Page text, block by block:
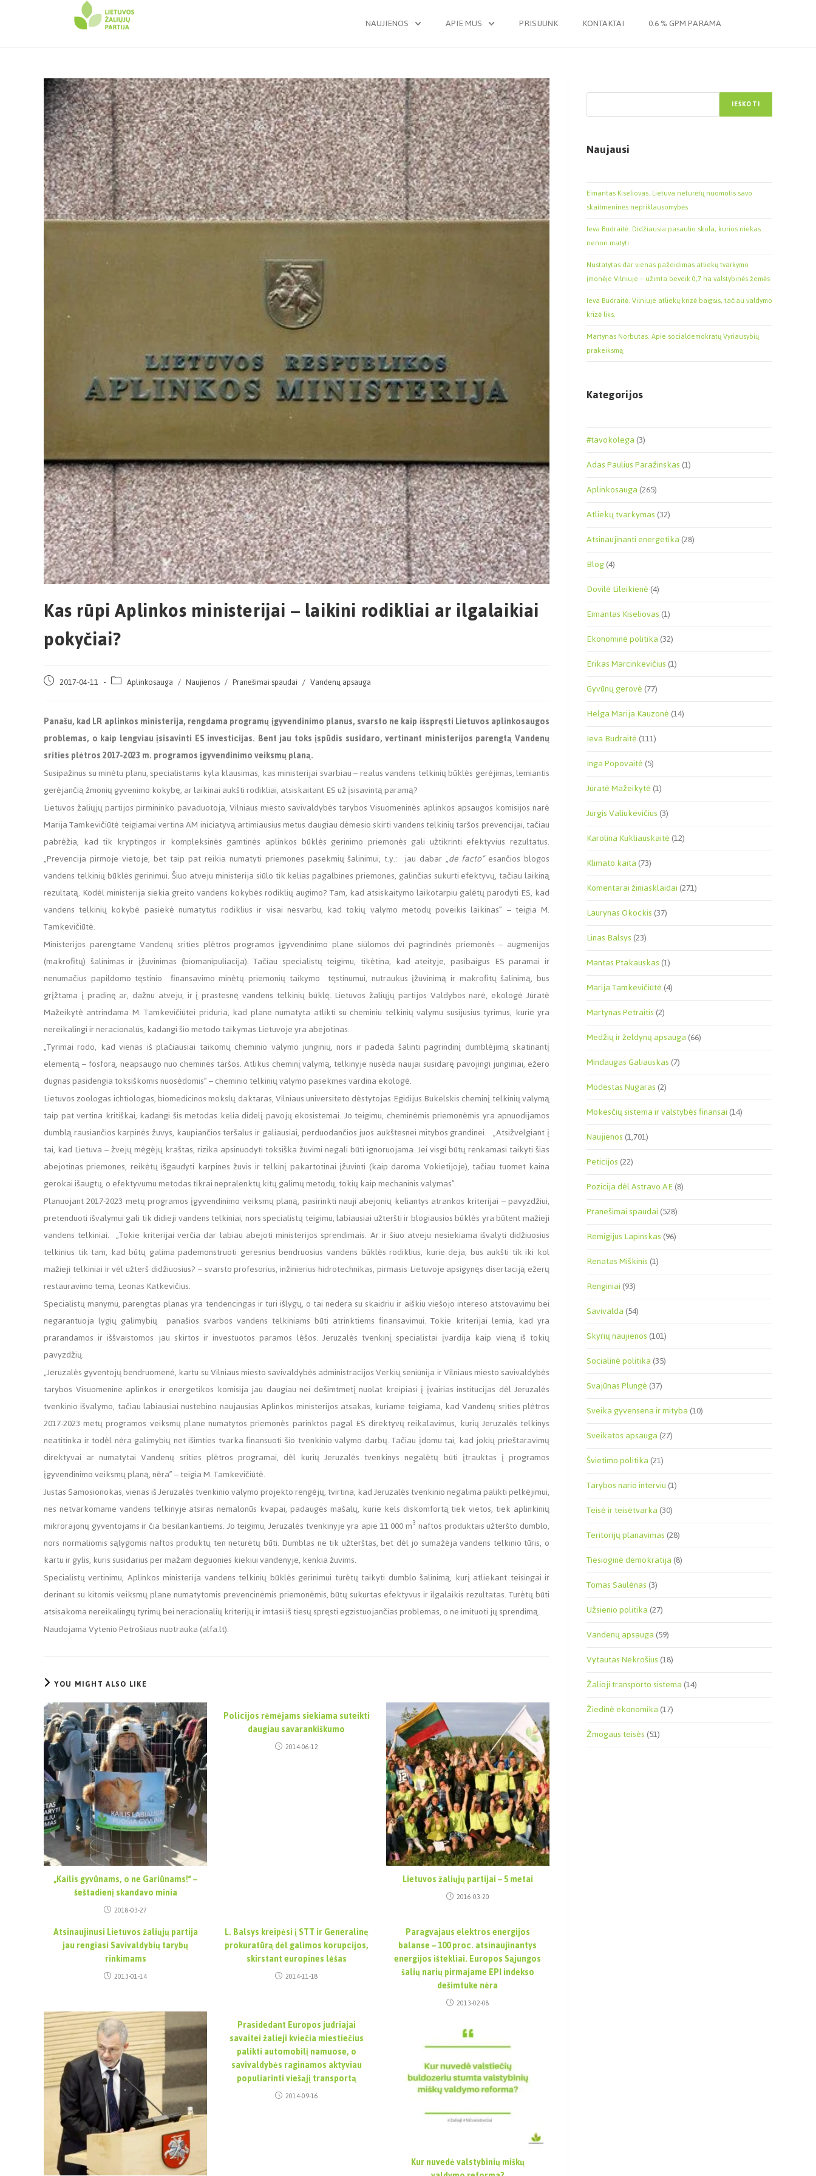
NAUJIENOS APIE MUS PRISIJUNK KONTAKTAI 0.6 % GPM PARAMA
Kas rūpi Aplinkos ministerijai – laikini rodikliai ar ilgalaikiai
pokyčiai?
2017-04-11 Aplinkosauga / Naujienos / Pranešimai spaudai / Vandenų apsauga
Panašu, kad LR aplinkos ministerija, rengdama programų įgyvendinimo planus, svarsto ne kaip išspręsti Lietuvos aplinkosaugos
problemas, o kaip lengviau įsisavinti ES investicijas. Bent jau toks įspūdis susidaro, vertinant ministerijos parengtą Vandenų
srities plėtros 2017-2023 m. programos įgyvendinimo veiksmų planą.
Susipažinus su minėtu planu, specialistams kyla klausimas, kas ministerijai svarbiau – realus vandens telkinių būklės gerėjimas, lemiantis
gerėjančią žmonių gyvenimo kokybę, ar laikinai aukšti rodikliai, atsiskaitant ES už įsisavintą paramą?
Lietuvos žaliųjų partijos pirmininko pavaduotoja, Vilniaus miesto savivaldybės tarybos Visuomeninės aplinkos apsaugos komisijos narė
Marija Tamkevičiūtė teigiamai vertina AM iniciatyvą artimiausius metus daugiau dėmesio skirti vandens telkinių taršos prevencijai, tačiau
pabrėžia, kad tik kryptingos ir kompleksinės gamtinės aplinkos būklės gerinimo priemonės gali užtikrinti efektyvius rezultatus.
„Prevencija pirmoje vietoje, bet taip pat reikia numatyti priemones pasekmių šalinimui, t.y.: jau dabar „de facto“esančios blogos
vandens telkinių būklės gerinimui. Šiuo atveju ministerija siūlo tik kelias pagalbines priemones, galinčias sukurti efektyvų, tačiau laikiną
rezultatą. Kodėl ministerija siekia greito vandens kokybės rodiklių augimo? Tam, kad atsiskaitymo laikotarpiu galėtų parodyti ES, kad
vandens telkinių kokybė pasiekė numatytus rodiklius ir visai nesvarbu, kad tokių valymo metodų poveikis laikinas” – teigia M.
Tamkevičiūtė.
Ministerijos parengtame Vandenų srities plėtros programos įgyvendinimo plane siūlomos dvi pagrindinės priemonės – augmenijos
(makrofitų) šalinimas ir įžuvinimas (biomanipuliacija). Tačiau specialistų teigimu, tikėtina, kad ateityje, pasibaigus ES paramai ir
nenumačius papildomo tęstinio finansavimo minėtų priemonių taikymo tęstinumui, nutraukus įžuvinimą ir makrofitų šalinimą, bus
grįžtama į pradinę ar, dažnu atveju, ir į prastesnę vandens telkinių būklę. Lietuvos žaliųjų partijos Valdybos narė, ekologė Jūratė
Mažeikytė antrindama M. Tamkevičiūtei priduria, kad plane numatyta atlikti su cheminiu telkinių valymu susijusius tyrimus, kurie yra
nereikalingi ir neracionalūs, kadangi šio metodo taikymas Lietuvoje yra abejotinas.
„Tyrimai rodo, kad vienas iš plačiausiai taikomų cheminio valymo junginių, nors ir padeda šalinti pagrindinį dumblėjimą skatinantį
elementą – fosforą, neapsaugo nuo cheminės taršos. Atlikus cheminį valymą, telkinyje nusėda naujai susidarę pavojingi junginiai, ežero
dugnas pasidengia toksiškomis nuosėdomis” – cheminio telkinių valymo pasekmes vardina ekologė.
Lietuvos zoologas ichtiologas, biomedicinos mokslų daktaras, Vilniaus universiteto dėstytojas Egidijus Bukelskis cheminį telkinių valymą
taip pat vertina kritiškai, kadangi šis metodas kelia didelį pavojų ekosistemai. Jo teigimu, cheminėmis priemonėmis yra apnuodijamos
dumblą rausiančios karpinės žuvys, kaupiančios teršalus ir galiausiai, perduodančios juos aukštesnei mitybos grandinei. „Atsižvelgiant į
tai, kad Lietuva – žvejų mėgėjų kraštas, rizika apsinuodyti toksiška žuvimi negali būti ignoruojama. Jei visgi būtų renkamasi taikyti šias
abejotinas priemones, reikėtų išgaudyti karpines žuvis ir telkinį pakartotinai įžuvinti (kaip daroma Vokietijoje), tačiau tuomet kaina
gerokai išaugtų, o efektyvumu metodas tikrai nepralenktų kitų galimų metodų, tokių kaip mechaninis valymas”.
Planuojant 2017-2023 metų programos įgyvendinimo veiksmų planą, pasirinkti nauji abejonių keliantys atrankos kriterijai – pavyzdžiui,
pretenduoti išvalymui gali tik didieji vandens telkiniai, nors specialistų teigimu, labiausiai užteršti ir blogiausios būklės yra būtent mažieji
vandens telkiniai. „Tokie kriterijai verčia dar labiau abejoti ministerijos sprendimais. Ar ir šiuo atveju nesiekiama išvalyti didžiuosius
telkinius tik tam, kad būtų galima pademonstruoti geresnius bendruosius vandens būklės rodiklius, kurie deja, bus aukšti tik iki kol
mažieji telkiniai ir vėl užterš didžiuosius? – svarsto profesorius, inžinierius hidrotechnikas, pirmasis Lietuvoje apsigynęs disertaciją ežerų
restauravimo tema, Leonas Katkevičius.
Specialistų manymu, parengtas planas yra tendencingas ir turi išlygų, o tai nedera su skaidriu ir aiškiu viešojo intereso atstovavimu bei
negarantuoja lygių galimybių panašios svarbos vandens telkiniams būti atrinktiems finansavimui. Tokie kriterijai lemia, kad yra
prarandamos ir iššvaistomos jau skirtos ir investuotos paramos lėšos. Jeruzalės tvenkinį specialistai įvardija kaip vieną iš tokių
pavyzdžių.
„Jeruzalės gyventojų bendruomenė, kartu su Vilniaus miesto savivaldybės administracijos Verkių seniūnija ir Vilniaus miesto savivaldybės
tarybos Visuomenine aplinkos ir energetikos komisija jau daugiau nei dešimtmetį nuolat kreipiasi į įvairias institucijas dėl Jeruzalės
tvenkinio išvalymo, tačiau labiausiai nustebino naujausias Aplinkos ministerijos atsakas, kuriame teigiama, kad Vandenų srities plėtros
2017-2023 metų programos veiksmų plane numatytos priemonės parinktos pagal ES direktyvų reikalavimus, kurių Jeruzalės telkinys
neatitinka ir todėl nėra galimybių net išimties tvarka finansuoti šio tvenkinio valymo darbų. Tačiau įdomu tai, kad jokių prieštaravimų
direktyvai ar numatytai Vandenų srities plėtros programai, dėl kurių Jeruzalės tvenkinys negalėtų būti įtrauktas į programos
įgyvendinimo veiksmų planą, nėra” – teigia M. Tamkevičiūtė.
Justas Samosionokas, vienas iš Jeruzalės tvenkinio valymo projekto rengėjų, tvirtina, kad Jeruzalės tvenkinio negalima palikti pelkėjimui,
nes netvarkomame vandens telkinyje atsiras nemalonūs kvapai, padaugės mašalų, kurie kels diskomfortą tiek vietos, tiek aplinkinių
mikrorajonų gyventojams ir čia besilankantiems. Jo teigimu, Jeruzalės tvenkinyje yra apie 11 000 m3 naftos produktais užteršto dumblo,
nors normaliomis sąlygomis naftos produktų ten neturėtų būti. Dumblas ne tik užterštas, bet dėl jo sumažėja vandens telkinio tūris, o
kartu ir gylis, kuris susidarius per mažam deguonies kiekiui vandenyje, kenkia žuvims.
Specialistų vertinimu, Aplinkos ministerija vandens telkinių būklės gerinimui turėtų taikyti dumblo šalinimą, kurį atliekant teisingai ir
derinant su kitomis veiksmų plane numatytomis prevencinėmis priemonėmis, būtų sukurtas efektyvus ir ilgalaikis rezultatas. Turėtų būti
atsisakoma nereikalingų tyrimų bei neracionalių kriterijų ir imtasi iš tiesų spręsti egzistuojančias problemas, o ne imituoti jų sprendimą.
Naudojama Vytenio Petrošiaus nuotrauka (alfa.lt).
YOU MIGHT ALSO LIKE
„Kailis gyvūnams, o ne Gariūnams!“ –
šeštadienį skandavo minia
2018-03-27
Policijos rėmėjams siekiama suteikti
daugiau savarankiškumo
2014-06-12
Lietuvos žaliųjų partijai – 5 metai
2016-03-20
Atsinaujinusi Lietuvos žaliųjų partija
jau rengiasi Savivaldybių tarybų
rinkimams
2013-01-14
L. Balsys kreipėsi į STT ir Generalinę
prokuratūrą dėl galimos korupcijos,
skirstant europines lėšas
2014-11-18
Paragvajaus elektros energijos
balanse – 100 proc. atsinaujinantys
energijos ištekliai. Europos Sąjungos
šalių narių pirmajame EPI indekso
dešimtuke nėra
2013-02-08
Prasidedant Europos judriajai
savaitei žalieji kviečia miestiečius
palikti automobilį namuose, o
savivaldybės raginamos aktyviau
populiarinti viešąjį transportą
2014-09-16
Kur nuvedė valstybinių miškų
IEŠKOTI
Naujausi
Eimantas Kiseliovas. Lietuva neturėtų nuomotis savo
skaitmeninės nepriklausomybės
Ieva Budraitė. Didžiausia pasaulio skola, kurios niekas
nenori matyti
Nustatytas dar vienas pažeidimas atliekų tvarkymo
įmonėje Vilniuje – užimta beveik 0,7 ha valstybinės žemės
Ieva Budraitė. Vilniuje atliekų krizė baigsis, tačiau valdymo
krizė liks.
Martynas Norbutas. Apie socialdemokratų Vyriausybių
prakeiksmą
Kategorijos
#tavokolega(3)
Adas Paulius Paražinskas(1)
Aplinkosauga(265)
Atliekų tvarkymas(32)
Atsinaujinanti energetika(28)
Blog(4)
Dovilė Lileikienė(4)
Eimantas Kiseliovas(1)
Ekonominė politika(32)
Erikas Marcinkevičius(1)
Gyvūnų gerovė(77)
Helga Marija Kauzonė(14)
Ieva Budraitė(111)
Inga Popovaitė(5)
Jūratė Mažeikytė(1)
Jurgis Valiukevičius(3)
Karolina Kukliauskaitė(12)
Klimato kaita(73)
Komentarai žiniasklaidai(271)
Laurynas Okockis(37)
Linas Balsys(23)
Mantas Ptakauskas(1)
Marija Tamkevičiūtė(4)
Martynas Petraitis(2)
Medžių ir želdynų apsauga(66)
Mindaugas Galiauskas(7)
Modestas Nugaras(2)
Mokesčių sistema ir valstybės finansai(14)
Naujienos(1,701)
Peticijos(22)
Pozicija dėl Astravo AE(8)
Pranešimai spaudai(528)
Remigijus Lapinskas(96)
Renatas Miškinis(1)
Renginiai(93)
Savivalda(54)
Skyrių naujienos(101)
Socialinė politika(35)
Svajūnas Plungė(37)
Sveika gyvensena ir mityba(10)
Sveikatos apsauga(27)
Švietimo politika(21)
Tarybos nario interviu(1)
Teisė ir teisėtvarka(30)
Teritorijų planavimas(28)
Tiesioginė demokratija(8)
Tomas Saulėnas(3)
Užsienio politika(27)
Vandenų apsauga(59)
Vytautas Nekrošius(18)
Žalioji transporto sistema(14)
Žiedinė ekonomika(17)
Žmogaus teisės(51)